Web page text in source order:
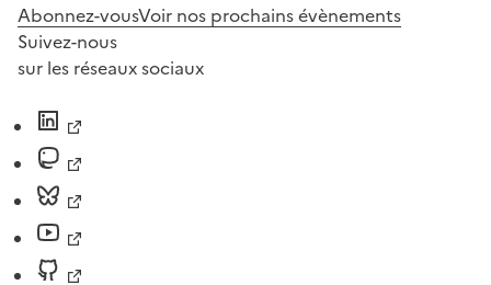
Abonnez-vousVoir nos prochains évènements
Suivez-nous
sur les réseaux sociaux